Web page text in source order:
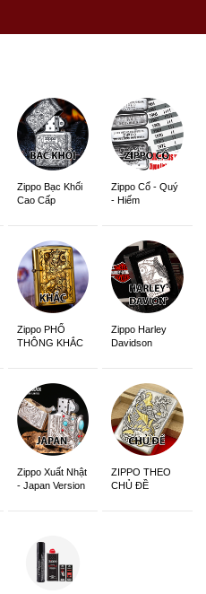
Zippo Bạc Khối
Cao Cấp
Zippo Cổ - Quý
- Hiếm
Zippo PHỔ
THÔNG KHẮC
Zippo Harley
Davidson
Zippo Xuất Nhật
- Japan Version
ZIPPO THEO
CHỦ ĐỀ